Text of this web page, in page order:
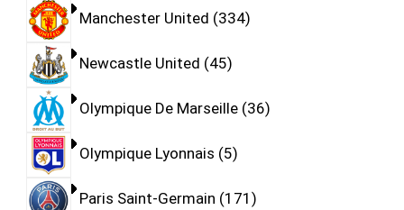
Manchester United 334
Newcastle United 45
Olympique De Marseille 36
Olympique Lyonnais 5
Paris Saint-Germain 171